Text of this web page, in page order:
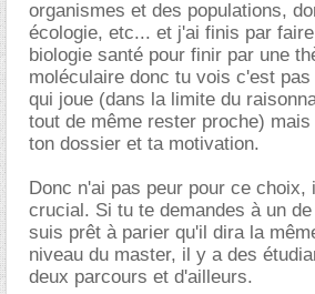
organismes et des populations,
écologie, etc... et j'ai finis par
biologie santé pour finir par une
moléculaire donc tu vois c'est
qui joue (dans la limite du
tout de même rester proche)
ton dossier et ta motivation.
Donc n'ai pas peur pour ce choix,
crucial. Si tu te demandes à un
suis prêt à parier qu'il dira la
niveau du master, il y a des
deux parcours et d'ailleurs.